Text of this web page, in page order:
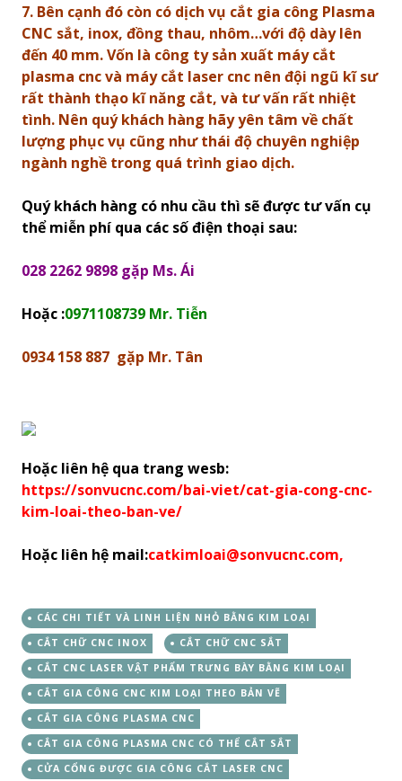
7. Bên cạnh đó còn có dịch vụ cắt gia công Plasma
CNC sắt, inox, đồng thau, nhôm…với độ dày lên
đến 40 mm. Vốn là công ty sản xuất máy cắt
plasma cnc và máy cắt laser cnc nên đội ngũ kĩ sư
rất thành thạo kĩ năng cắt, và tư vấn rất nhiệt
tình. Nên quý khách hàng hãy yên tâm về chất
lượng phục vụ cũng như thái độ chuyên nghiệp
ngành nghề trong quá trình giao dịch.
Quý khách hàng có nhu cầu thì sẽ được tư vấn cụ
thể miễn phí qua các số điện thoại sau:
028 2262 9898 gặp Ms. Ái
Hoặc :0971108739 Mr. Tiễn
0934 158 887 gặp Mr. Tân
Hoặc liên hệ qua trang wesb:
https://sonvucnc.com/bai-viet/cat-gia-cong-cnc-
kim-loai-theo-ban-ve/
Hoặc liên hệ mail:catkimloai@sonvucnc.com,
CÁC CHI TIẾT VÀ LINH LIỆN NHỎ BẰNG KIM LOẠI
CẮT CHỮ CNC INOX
CẮT CHỮ CNC SẮT
CẮT CNC LASER VẬT PHẨM TRƯNG BÀY BẰNG KIM LOẠI
CẮT GIA CÔNG CNC KIM LOẠI THEO BẢN VẼ
CẮT GIA CÔNG PLASMA CNC
CẮT GIA CÔNG PLASMA CNC CÓ THỂ CẮT SẮT
CỬA CỔNG ĐƯỢC GIA CÔNG CẮT LASER CNC